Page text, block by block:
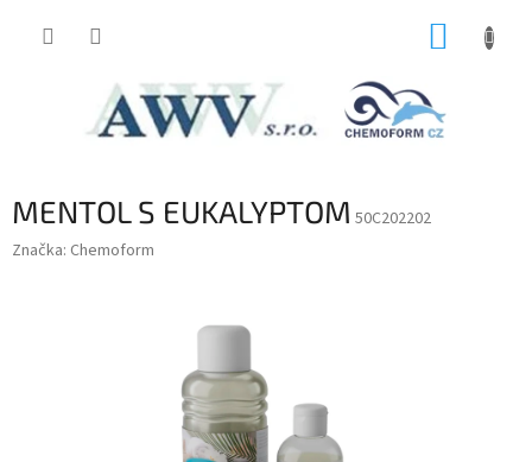
MENTOL S EUKALYPTOM 50C202202
Značka: Chemoform